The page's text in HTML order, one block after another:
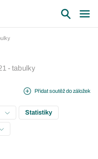
- tabulky
Přidat soutěž do záložek
Statistiky